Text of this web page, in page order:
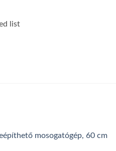
list
mosogatógép, 60 cm